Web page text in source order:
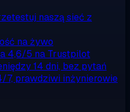
naszą sieć z
na żywo
4,6/5 na Trustpilot
14 dni, bez pytań
7, prawdziwi inżynierowie